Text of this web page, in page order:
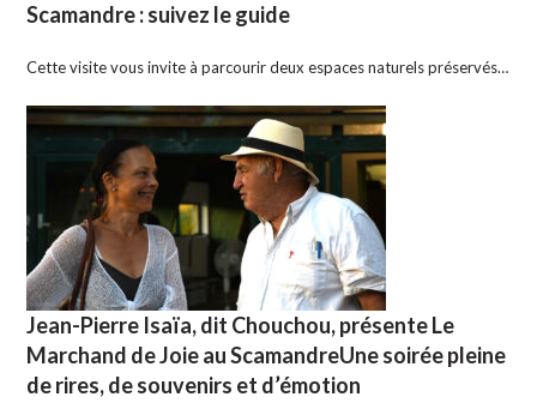
Scamandre : suivez le guide
Cette visite vous invite à parcourir deux espaces naturels préservés…
Jean-Pierre Isaïa, dit Chouchou, présente Le
Marchand de Joie au ScamandreUne soirée pleine
de rires, de souvenirs et d’émotion